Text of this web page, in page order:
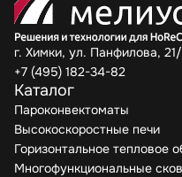
г. Химки, ул. Панфилова,
+7 (495) 182-34-82
Каталог
Пароконвектоматы
Высокоскоростные печи
Горизонтальное тепловое
Многофункциональные